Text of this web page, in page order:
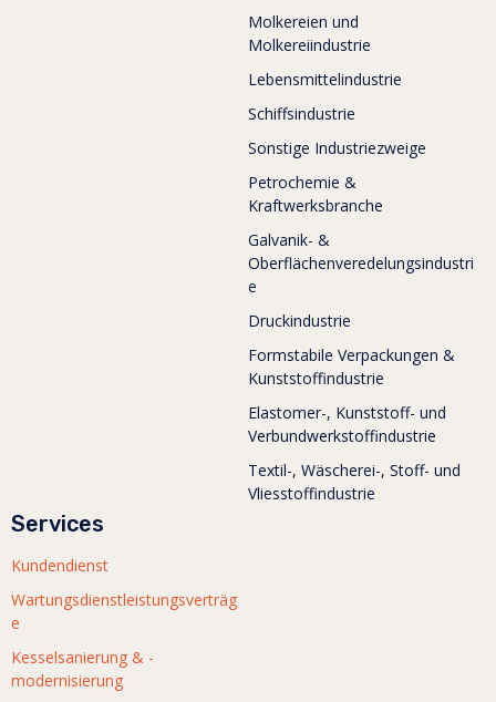
Molkereien und
Molkereiindustrie
Lebensmittelindustrie
Schiffsindustrie
Sonstige Industriezweige
Petrochemie &
Kraftwerksbranche
Galvanik- &
Oberflächenveredelungsindustri
e
Druckindustrie
Formstabile Verpackungen &
Kunststoffindustrie
Elastomer-, Kunststoff- und
Verbundwerkstoffindustrie
Textil-, Wäscherei-, Stoff- und
Vliesstoffindustrie
Services
Kundendienst
Wartungsdienstleistungsverträg
e
Kesselsanierung & -
modernisierung